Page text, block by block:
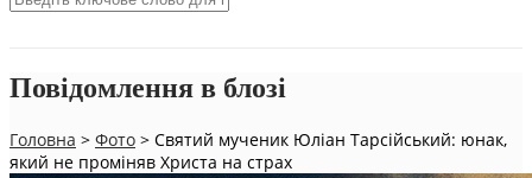
Повідомлення в блозі
Головна > Фото > Святий мученик Юліан Тарсійський: юнак,
який не проміняв Христа на страх